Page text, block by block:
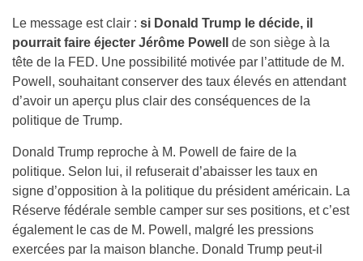
Le message est clair : si Donald Trump le décide, il
pourrait faire éjecter Jérôme Powell
de son siège à la
tête de la FED. Une possibilité motivée par l’attitude de M.
Powell, souhaitant conserver des taux élevés en attendant
d’avoir un aperçu plus clair des conséquences de la
politique de Trump.
Donald Trump reproche à M. Powell de faire de la
politique. Selon lui, il refuserait d’abaisser les taux en
signe d’opposition à la politique du président américain. La
Réserve fédérale semble camper sur ses positions, et c’est
également le cas de M. Powell, malgré les pressions
exercées par la maison blanche. Donald Trump peut-il